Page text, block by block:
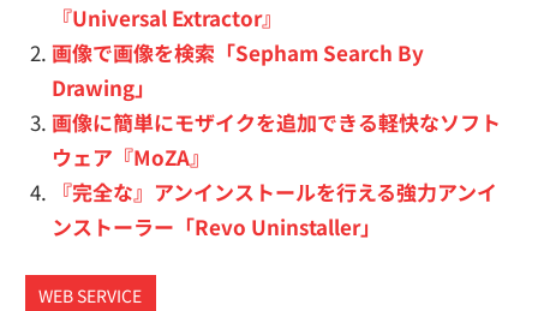
『Universal Extractor』
画像で画像を検索「Sepham Search By
Drawing」
画像に簡単にモザイクを追加できる軽快なソフト
ウェア『MoZA』
『完全な』アンインストールを行える強力アンイ
ンストーラー「Revo Uninstaller」
WEB SERVICE